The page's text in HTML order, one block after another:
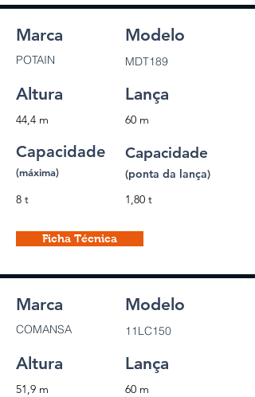
Marca Modelo
Altura Lança
Capacidade
(máxima)
Capacidade
(ponta da lança)
Ficha Técnica
POTAIN MDT189
44,4 m 60 m
8 t 1,80 t
Marca Modelo
Altura Lança
COMANSA 11LC150
51,9 m 60 m